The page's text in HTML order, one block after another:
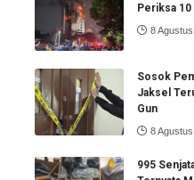
Periksa 10
8
Sosok
Jaksel
Gun
8
995